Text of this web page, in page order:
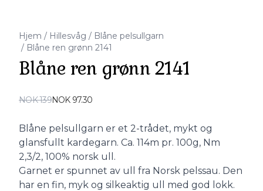
Hjem / Hillesvåg / Blåne pelsullgarn
/ Blåne ren grønn 2141
Blåne ren grønn 2141
NOK 139NOK 97.30
Description
Blåne pelsullgarn er et 2-trådet, mykt og
glansfullt kardegarn. Ca. 114m pr. 100g, Nm
2,3/2, 100% norsk ull.
Garnet er spunnet av ull fra Norsk pelssau. Den
har en fin, myk og silkeaktig ull med god lokk.